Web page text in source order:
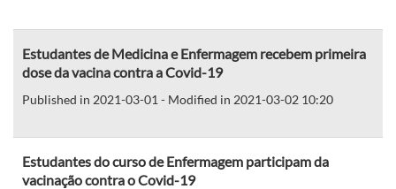
Estudantes de Medicina e Enfermagem recebem primeira
dose da vacina contra a Covid-19
Published in 2021-03-01 - Modified in 2021-03-02 10:20
Estudantes do curso de Enfermagem participam da
vacinação contra o Covid-19